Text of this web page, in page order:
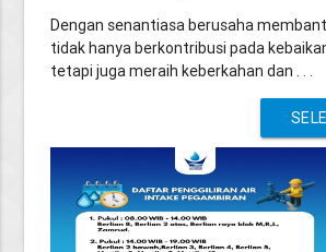
Dengan senantiasa berusaha
tidak hanya berkontribusi pada
tetapi juga meraih keberkahan dan . . .